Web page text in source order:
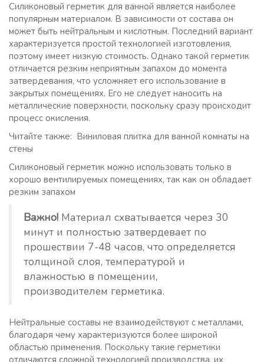
Силиконовый герметик для ванной является наиболее
популярным материалом. В зависимости от состава он
может быть нейтральным и кислотным. Последний вариант
характеризуется простой технологией изготовления,
поэтому имеет низкую стоимость. Однако такой герметик
отличается резким неприятным запахом до момента
затвердевания, что усложняет его использование в
закрытых помещениях. Его не следует наносить на
металлические поверхности, поскольку сразу происходит
процесс окисления.
Читайте также: Виниловая плитка для ванной комнаты на
стены
Силиконовый герметик можно использовать только в
хорошо вентилируемых помещениях, так как он обладает
резким запахом
Важно! Материал схватывается через 30
минут и полностью затвердевает по
прошествии 7-48 часов, что определяется
толщиной слоя, температурой и
влажностью в помещении,
производителем герметика.
Нейтральные составы не взаимодействуют с металлами,
благодаря чему характеризуются более широкой
областью применения. Поскольку такие герметики
отличаются сложной технологией производства, их